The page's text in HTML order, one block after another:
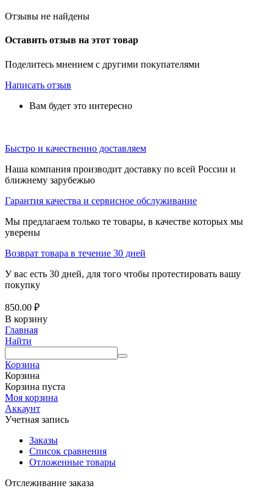
Отзывы не найдены
Оставить отзыв на этот товар
Поделитесь мнением с другими покупателями
Написать отзыв
Вам будет это интересно
Быстро и качественно доставляем
Наша компания производит доставку по всей России и
ближнему зарубежью
Гарантия качества и сервисное обслуживание
Мы предлагаем только те товары, в качестве которых мы
уверены
Возврат товара в течение 30 дней
У вас есть 30 дней, для того чтобы протестировать вашу
покупку
850.00 ₽
В корзину
Главная
Найти
Корзина
Корзина
Корзина пуста
Моя корзина
Аккаунт
Учетная запись
Заказы
Список сравнения
Отложенные товары
Отслеживание заказа